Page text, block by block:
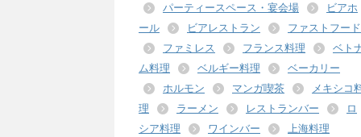
パーティースペース・宴会場
ビアホ
ール
ビアレストラン
ファストフード
ファミレス
フランス料理
ベト
ム料理
ベルギー料理
ベーカリー
ホルモン
マンガ喫茶
メキシコ
理
ラーメン レストランバー
ロ
シア料理
ワインバー
上海料理